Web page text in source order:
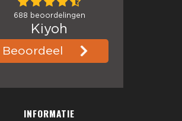
INFORMATIE